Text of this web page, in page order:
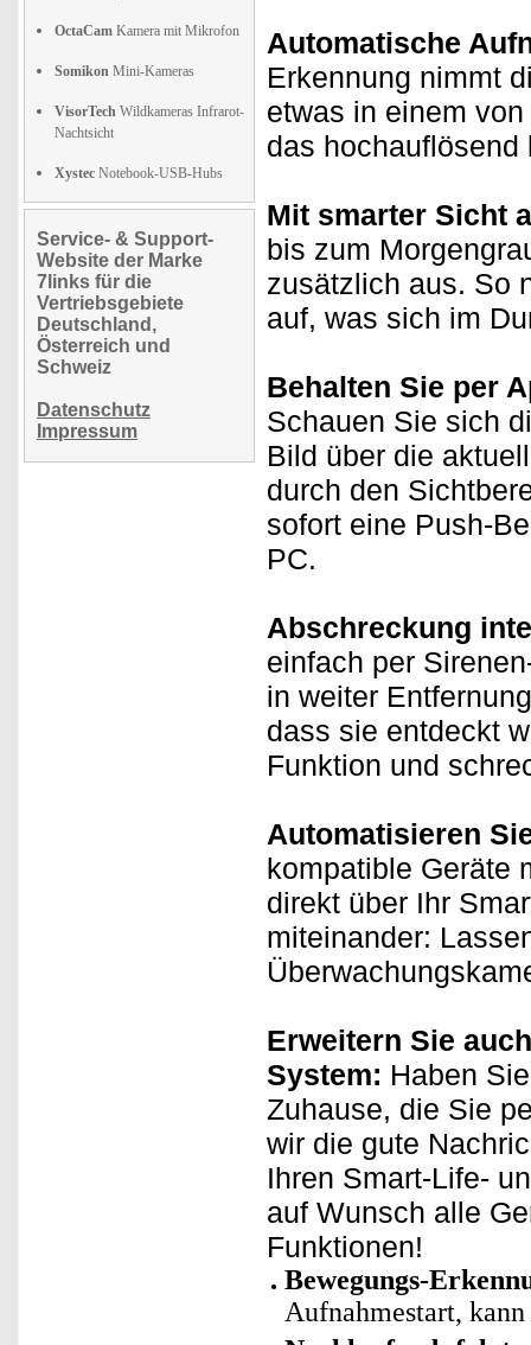
OctaCam Kamera mit Mikrofon
Somikon Mini-Kameras
VisorTech Wildkameras Infrarot-
Nachtsicht
Xystec Notebook-USB-Hubs
Service- & Support-
Website der Marke
7links für die
Vertriebsgebiete
Deutschland,
Österreich und
Schweiz
Datenschutz
Impressum
Automatische
Erkennung nimmt
etwas in einem
das
Mit smarter Sicht
bis zum
zusätzlich aus. So
auf, was sich im
Behalten Sie per
Schauen Sie sich
Bild über die
durch den
sofort eine Push-
PC.
Abschreckung
einfach per
in weiter
dass sie entdeckt
Funktion und
Automatisieren
kompatible Geräte
direkt über Ihr
miteinander:
Erweitern Sie
System: Haben
Zuhause, die Sie
wir die gute
Ihren Smart-Life-
auf Wunsch alle
Funktionen!
Bewegungs-
Aufnahmestart,